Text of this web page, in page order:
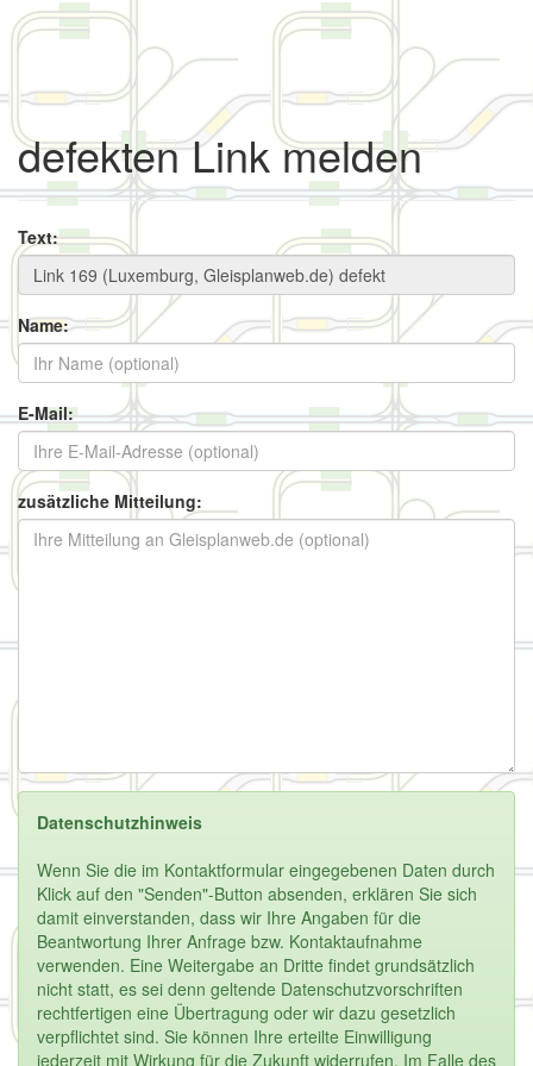
defekten Link melden
Text:
Name:
E-Mail:
zusätzliche Mitteilung:
Datenschutzhinweis
Wenn Sie die im Kontaktformular eingegebenen Daten durch
Klick auf den "Senden"-Button absenden, erklären Sie sich
damit einverstanden, dass wir Ihre Angaben für die
Beantwortung Ihrer Anfrage bzw. Kontaktaufnahme
verwenden. Eine Weitergabe an Dritte findet grundsätzlich
nicht statt, es sei denn geltende Datenschutzvorschriften
rechtfertigen eine Übertragung oder wir dazu gesetzlich
verpflichtet sind. Sie können Ihre erteilte Einwilligung
jederzeit mit Wirkung für die Zukunft widerrufen. Im Falle des